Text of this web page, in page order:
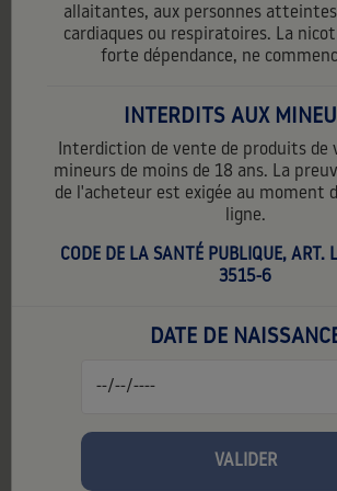
allaitantes, aux personnes
cardiaques ou respiratoires. La
forte dépendance, ne
INTERDITS AUX
Interdiction de vente de produits de
mineurs de moins de 18 ans. La
de l'acheteur est exigée au moment
ligne.
CODE DE LA SANTÉ PUBLIQUE, ART.
3515-6
DATE DE
VALIDER
5,90 €TTC 5,90 € par unité